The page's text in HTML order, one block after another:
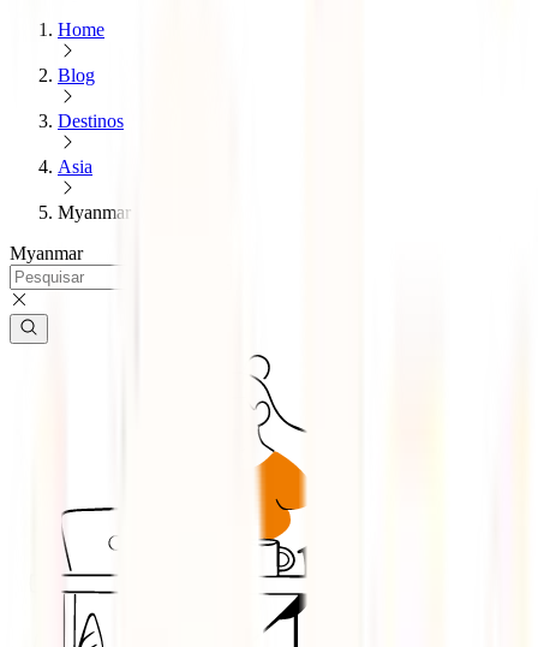
Home
Blog
Destinos
Asia
Myanmar
Myanmar